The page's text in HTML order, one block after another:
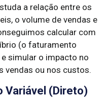
a relação entre os
o volume de vendas e
calcular com
(o faturamento
simular o impacto no
vendas ou nos custos.
Variável (Direto)